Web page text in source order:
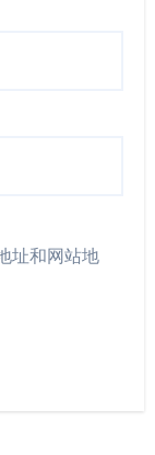
址和网站地